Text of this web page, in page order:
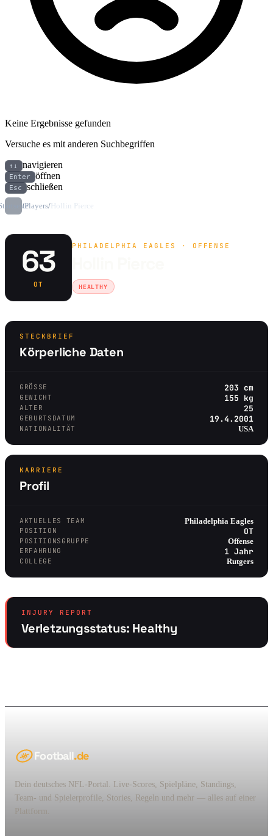
Keine Ergebnisse gefunden
Versuche es mit anderen Suchbegriffen
↑↓ navigieren
Enter öffnen
Esc schließen
/Players/Hollin Pierce
63
OT
PHILADELPHIA EAGLES · OFFENSE
HEALTHY
STECKBRIEF
Körperliche Daten
GRÖSSE 203 cm
GEWICHT 155 kg
ALTER 25
GEBURTSDATUM 19.4.2001
NATIONALITÄT USA
KARRIERE
Profil
AKTUELLES TEAM Philadelphia Eagles
POSITION OT
POSITIONSGRUPPE Offense
ERFAHRUNG 1 Jahr
COLLEGE Rutgers
INJURY REPORT
Verletzungsstatus: Healthy
Football.de
Dein deutsches NFL-Portal. Live-Scores, Spielpläne, Standings,
Team- und Spielerprofile, Stories, Regeln und mehr — alles auf einer
Plattform.